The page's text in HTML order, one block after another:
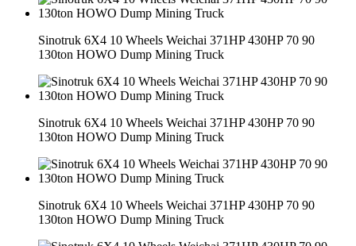
Sinotruk 6X4 10 Wheels Weichai 371HP 430HP 70 90
130ton HOWO Dump Mining Truck
Sinotruk 6X4 10 Wheels Weichai 371HP 430HP 70 90
130ton HOWO Dump Mining Truck
Sinotruk 6X4 10 Wheels Weichai 371HP 430HP 70 90
130ton HOWO Dump Mining Truck